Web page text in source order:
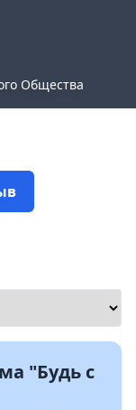
Общества
"Будь с